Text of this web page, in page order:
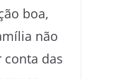
boa,
não
das